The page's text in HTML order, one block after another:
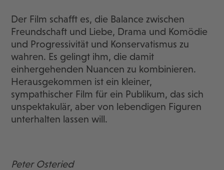
Der Film schafft es, die Balance zwischen
Freundschaft und Liebe, Drama und Komödie
und Progressivität und Konservatismus zu
wahren. Es gelingt ihm, die damit
einhergehenden Nuancen zu kombinieren.
Herausgekommen ist ein kleiner,
sympathischer Film für ein Publikum, das sich
unspektakulär, aber von lebendigen Figuren
unterhalten lassen will.
Peter Osteried